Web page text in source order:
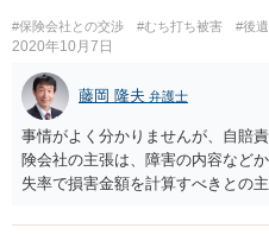
#保険会社との交渉 #むち打ち被害 #後
2020年10月7日
藤岡 隆夫 弁護士
事情がよく分かりませんが、自賠
険会社の主張は、障害の内容など
失率で損害金額を計算すべきとの
ので、弁護士を交代しても状況は